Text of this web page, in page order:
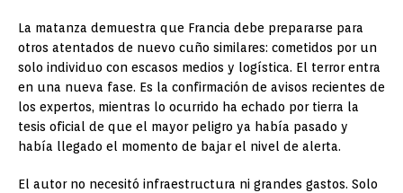
La matanza demuestra que Francia debe prepararse para
otros atentados de nuevo cuño similares: cometidos por un
solo individuo con escasos medios y logística. El terror entra
en una nueva fase. Es la confirmación de avisos recientes de
los expertos, mientras lo ocurrido ha echado por tierra la
tesis oficial de que el mayor peligro ya había pasado y
había llegado el momento de bajar el nivel de alerta.
El autor no necesitó infraestructura ni grandes gastos. Solo